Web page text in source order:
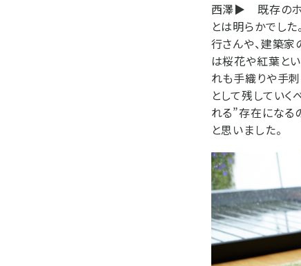
西澤▶ 既存の
とは明らかでし
行さんや、建築家
は桜花や紅葉とい
れも手織りや手刺
として残してい
れる”存在になる
と思いました。